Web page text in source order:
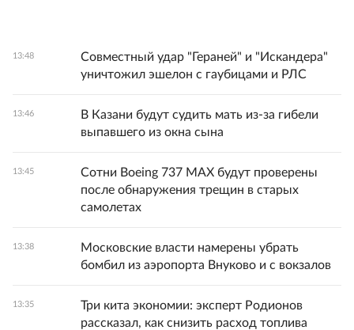
13:48
Совместный удар "Гераней" и "Искандера"
уничтожил эшелон с гаубицами и РЛС
13:46
В Казани будут судить мать из-за гибели
выпавшего из окна сына
13:45
Сотни Boeing 737 MAX будут проверены
после обнаружения трещин в старых
самолетах
13:38
Московские власти намерены убрать
бомбил из аэропорта Внуково и с вокзалов
13:35
Три кита экономии: эксперт Родионов
рассказал, как снизить расход топлива